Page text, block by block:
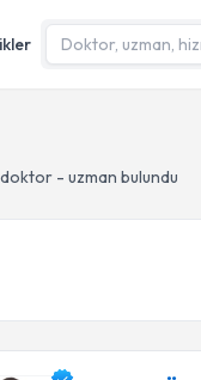
- uzman bulundu